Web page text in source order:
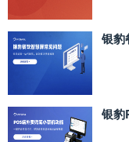
银豹
银豹